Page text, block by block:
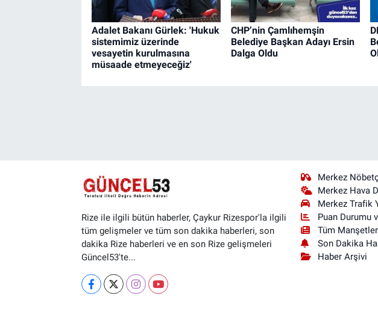
Adalet Bakanı Gürlek: 'Hukuk
sistemimiz üzerinde
vesayetin kurulmasına
müsaade etmeyeceğiz'
CHP’nin Çamlıhemşin
Belediye Başkan Adayı Ersin
Dalga Oldu
Rize ile ilgili bütün haberler, Çaykur Rizespor'la ilgili
tüm gelişmeler ve tüm son dakika haberleri, son
dakika Rize haberleri ve en son Rize gelişmeleri
Güncel53'te...
Merkez
Merkez Hava
Merkez Trafik
Puan Durumu
Tüm Manşetler
Son Dakika
Haber Arşivi